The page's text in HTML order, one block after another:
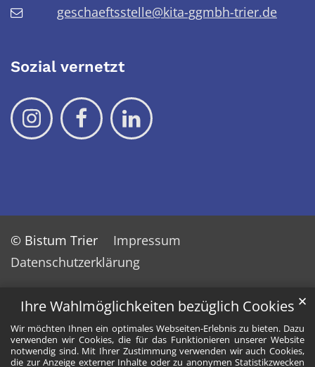
Ihre Wahlmöglichkeiten bezüglich Cookies
Wir möchten Ihnen ein optimales Webseiten-Erlebnis zu bieten. Dazu
verwenden wir Cookies, die für das Funktionieren unserer Website
notwendig sind. Mit Ihrer Zustimmung verwenden wir auch Cookies,
die zur Anzeige externer Inhalte oder zu anonymen Statistikzwecken
✕
geschaeftsstelle@kita-ggmbh-trier.de
Sozial vernetzt
© Bistum Trier
Impressum
Datenschutzerklärung